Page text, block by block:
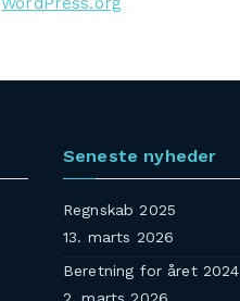
Seneste nyheder
Regnskab 2025
13. marts 2026
Beretning for året 2024